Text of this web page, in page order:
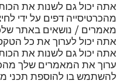
אתה יכול גם לשנות את
מהכרטיסייה דפים על ידי
מאמרים / נושאים באתר
אתה יכול לערוך את כל
אתה יכול גם לשנות את
ערוך את המאמרים שלך
להשתמש בו להוספת תכני